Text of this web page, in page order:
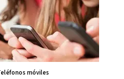
móviles